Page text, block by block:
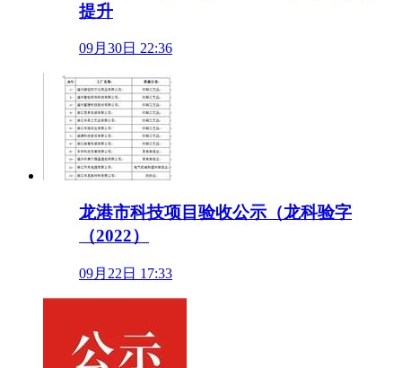
提升
09月30日 22:36
龙港市科技项目验收公示（龙科验字
（2022）
09月22日 17:33